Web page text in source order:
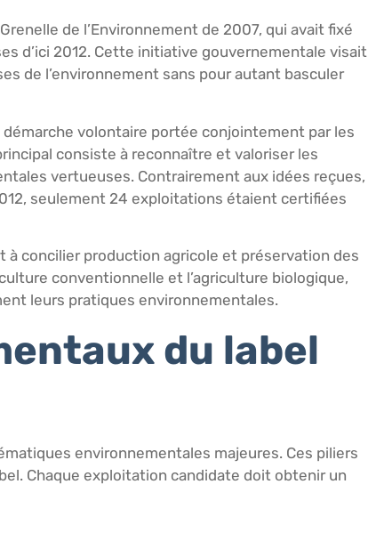
de l’Environnement de 2007, qui avait fixé
d’ici 2012. Cette initiative gouvernementale visait
de l’environnement sans pour autant basculer
volontaire portée conjointement par les
consiste à reconnaître et valoriser les
vertueuses. Contrairement aux idées reçues,
seulement 24 exploitations étaient certifiées
à concilier production agricole et préservation des
conventionnelle et l’agriculture biologique,
leurs pratiques environnementales.
du label
environnementales majeures. Ces piliers
Chaque exploitation candidate doit obtenir un